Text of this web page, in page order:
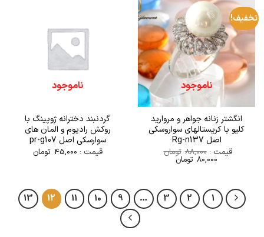
تخفیف!
ناموجود
انگشتر زنانه جواهر و مروارید
کلیو با کریستالهای سواروسکی
اصل Rg-n137
قیمت :88,000 تومان
80,000 تومان
ناموجود
گردنبند دخترانه ژوپینگ با
روکش رادیوم و المان های
سوارسکی اصل pr-g107
قیمت : 45,000 تومان
1
2
3
…
9
10
11
12
13